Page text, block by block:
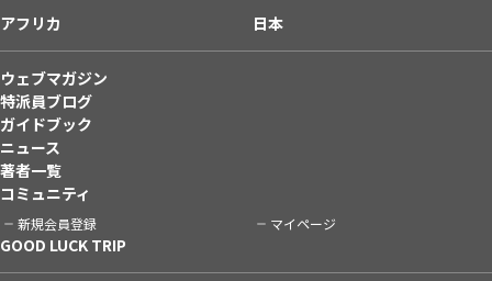
アフリカ
日本
ウェブマガジン
特派員ブログ
ガイドブック
ニュース
著者一覧
コミュニティ
新規会員登録 マイページ
GOOD LUCK TRIP